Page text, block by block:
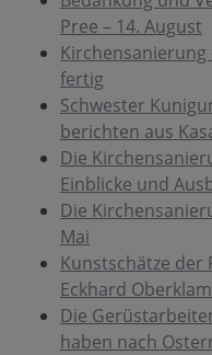
Pree – 14. August
Kirchensanierung
fertig
Schwester
berichten aus
Die
Einblicke und
Die
Mai
Kunstschätze der
Eckhard
Die
haben nach